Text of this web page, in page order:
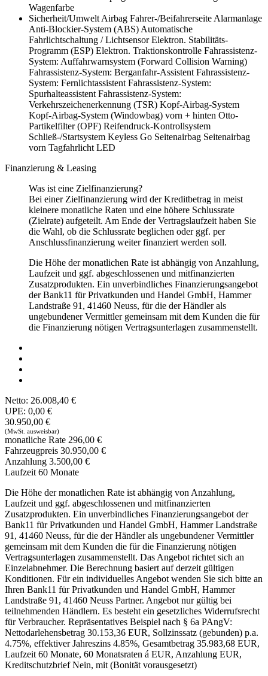
Wagenfarbe
Sicherheit/Umwelt Airbag Fahrer-/Beifahrerseite Alarmanlage
Anti-Blockier-System (ABS) Automatische
Fahrlichtschaltung / LichtsensorElektron. Stabilitäts-
Programm (ESP) Elektron. Traktionskontrolle Fahrassistenz-
System: Auffahrwarnsystem (Forward Collision Warning)
Fahrassistenz-System: Berganfahr-Assistent Fahrassistenz-
System: Fernlichtassistent Fahrassistenz-System:
Spurhalteassistent Fahrassistenz-System:
Verkehrszeichenerkennung (TSR) Kopf-Airbag-System
Kopf-Airbag-System (Windowbag) vorn + hinten Otto-
Partikelfilter (OPF) Reifendruck-Kontrollsystem
Schließ-/Startsystem Keyless Go Seitenairbag Seitenairbag
vorn Tagfahrlicht LED
Finanzierung & Leasing
Was ist eine Zielfinanzierung?
Bei einer Zielfinanzierung wird der Kreditbetrag in meist
kleinere monatliche Raten und eine höhere Schlussrate
(Zielrate) aufgeteilt. Am Ende der Vertragslaufzeit haben Sie
die Wahl, ob die Schlussrate beglichen oder ggf. per
Anschlussfinanzierung weiter finanziert werden soll.
Die Höhe der monatlichen Rate ist abhängig von Anzahlung,
Laufzeit und ggf. abgeschlossenen und mitfinanzierten
Zusatzprodukten. Ein unverbindliches Finanzierungsangebot
der Bank11 für Privatkunden und Handel GmbH, Hammer
Landstraße 91, 41460 Neuss, für die der Händler als
ungebundener Vermittler gemeinsam mit dem Kunden die für
die Finanzierung nötigen Vertragsunterlagen zusammenstellt.
Netto: 26.008,40 €
UPE: 0,00 €
30.950,00 €
(MwSt. ausweisbar)
monatliche Rate 296,00 €
Fahrzeugpreis 30.950,00 €
Anzahlung 3.500,00 €
Laufzeit 60 Monate
Die Höhe der monatlichen Rate ist abhängig von Anzahlung,
Laufzeit und ggf. abgeschlossenen und mitfinanzierten
Zusatzprodukten. Ein unverbindliches Finanzierungsangebot der
Bank11 für Privatkunden und Handel GmbH, Hammer Landstraße
91, 41460 Neuss, für die der Händler als ungebundener Vermittler
gemeinsam mit dem Kunden die für die Finanzierung nötigen
Vertragsunterlagen zusammenstellt. Das Angebot richtet sich an
Einzelabnehmer. Die Berechnung basiert auf derzeit gültigen
Konditionen. Für ein individuelles Angebot wenden Sie sich bitte an
Ihren Bank11 für Privatkunden und Handel GmbH, Hammer
Landstraße 91, 41460 Neuss Partner. Angebot nur gültig bei
teilnehmenden Händlern. Es besteht ein gesetzliches Widerrufsrecht
für Verbraucher. Repräsentatives Beispiel nach § 6a PAngV:
Nettodarlehensbetrag 30.153,36 EUR, Sollzinssatz (gebunden) p.a.
4.75%, effektiver Jahreszins 4.85%, Gesamtbetrag 35.983,68 EUR,
Laufzeit 60 Monate, 60 Monatsraten á EUR, Anzahlung EUR,
Kreditschutzbrief Nein, mit (Bonität vorausgesetzt)